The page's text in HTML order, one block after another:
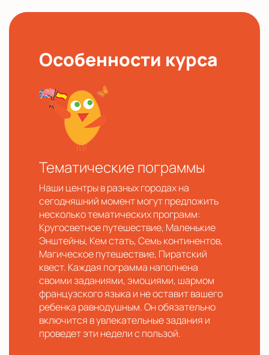
Особенности курса
Тематические пограммы
Наши центры в разных городах на
сегодняшний момент могут предложить
несколько тематических программ:
Кругосветное путешествие, Маленькие
Энштейны, Кем стать, Семь континентов,
Магическое путешествие, Пиратский
квест. Каждая пограмма наполнена
своими заданиями, эмоциями, шармом
французского языка и не оставит вашего
ребенка равнодушным. Он обязательно
включится в увлекательные задания и
проведет эти недели с пользой.